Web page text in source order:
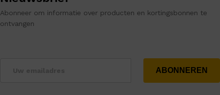
Abonneer om informatie over producten en kortingsbonnen te
ontvangen